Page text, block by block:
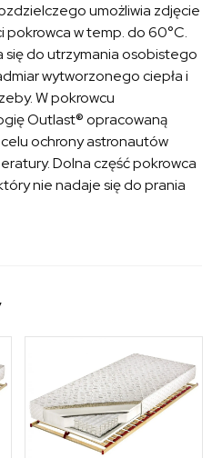
umożliwia zdjęcie
pokrowca w temp. do 60°C.
się do utrzymania osobistego
wytworzonego ciepła i
W pokrowcu
Outlast® opracowaną
ochrony astronautów
Dolna część pokrowca
nie nadaje się do prania